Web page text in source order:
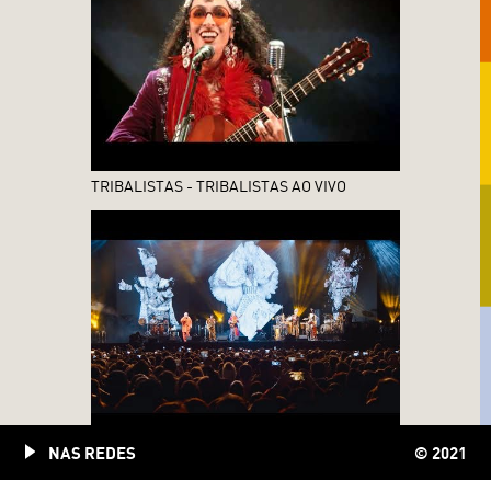
TRIBALISTAS - TRIBALISTAS AO VIVO
CARNAVÁLIA - TRIBALISTAS AO VIVO
NAS REDES © 2021